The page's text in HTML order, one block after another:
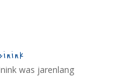
was jarenlang